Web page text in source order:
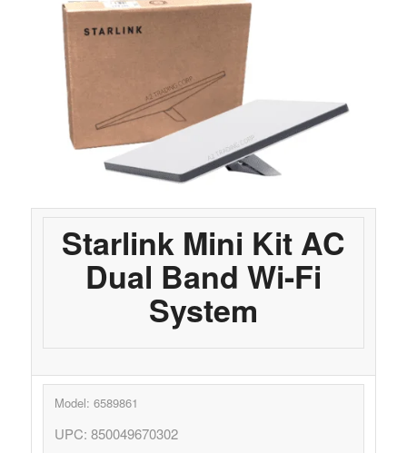
Starlink Mini Kit AC
Dual Band Wi-Fi
System
Model: 6589861
UPC: 850049670302